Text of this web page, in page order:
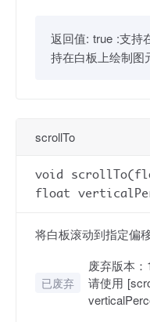
返回值: true :支持
持在白板上绘制图
scrollTo
void
float
将白板滚动到指定偏
已废弃
废弃版本：
请使用